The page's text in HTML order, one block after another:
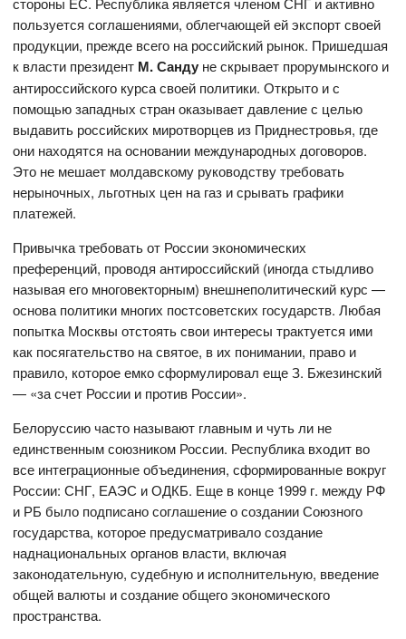
пользуется соглашениями, облегчающей ей экспорт своей
продукции, прежде всего на российский рынок. Пришедшая
к власти президент М. Санду не скрывает прорумынского и
антироссийского курса своей политики. Открыто и с
помощью западных стран оказывает давление с целью
выдавить российских миротворцев из Приднестровья, где
они находятся на основании международных договоров.
Это не мешает молдавскому руководству требовать
нерыночных, льготных цен на газ и срывать графики
платежей.
Привычка требовать от России экономических
преференций, проводя антироссийский (иногда стыдливо
называя его многовекторным) внешнеполитический курс —
основа политики многих постсоветских государств. Любая
попытка Москвы отстоять свои интересы трактуется ими
как посягательство на святое, в их понимании, право и
правило, которое емко сформулировал еще З. Бжезинский
— «за счет России и против России».
Белоруссию часто называют главным и чуть ли не
единственным союзником России. Республика входит во
все интеграционные объединения, сформированные вокруг
России: СНГ, ЕАЭС и ОДКБ. Еще в конце 1999 г. между РФ
и РБ было подписано соглашение о создании Союзного
государства, которое предусматривало создание
наднациональных органов власти, включая
законодательную, судебную и исполнительную, введение
общей валюты и создание общего экономического
пространства.